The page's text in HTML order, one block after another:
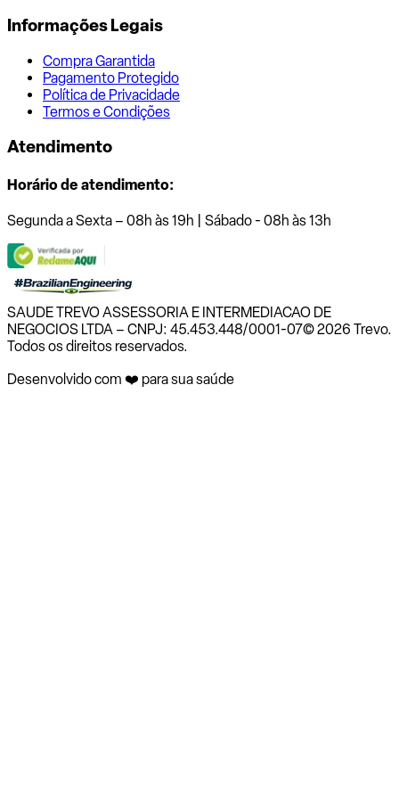
Informações Legais
Compra Garantida
Pagamento Protegido
Política de Privacidade
Termos e Condições
Atendimento
Horário de atendimento:
Segunda a Sexta – 08h às 19h | Sábado - 08h às 13h
SAUDE TREVO ASSESSORIA E INTERMEDIACAO DE
NEGOCIOS LTDA – CNPJ: 45.453.448/0001-07© 2026 Trevo.
Todos os direitos reservados.
Desenvolvido com ❤️ para sua saúde